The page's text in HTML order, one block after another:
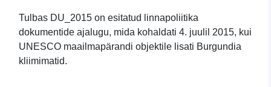
Tulbas DU_2015 on esitatud linnapoliitika
dokumentide ajalugu, mida kohaldati 4. juulil 2015, kui
UNESCO maailmapärandi objektile lisati Burgundia
kliimimatid.